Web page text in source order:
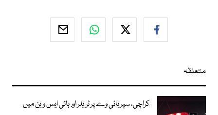
متعلقہ
کراچی، سپر ہائی وے پر ٹریلر اور ہائی ایس وین میں